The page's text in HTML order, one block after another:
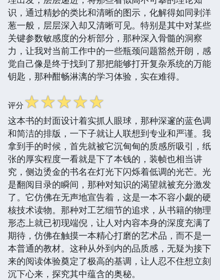
识，通过精妙的类比和清晰的图示，化解得如同剥洋
葱一般，层层深入却又清晰可见。特别是其中对某些
关键参数敏感度的分析部分，那种深入骨髓的洞察
力，让我对当前工作中的一些瓶颈问题豁然开朗，感
觉自己像是终于找到了那把能够打开复杂系统的万能
钥匙，那种酣畅淋漓的学习体验，实在难得。
评分☆☆☆☆☆
这本书的封面设计着实抓人眼球，那种深邃的蓝色调
和简洁的排版，一下子就让人联想到专业和严谨。我
拿到手的时候，首先就被它沉甸甸的质感所吸引，纸
张的厚实程度一看就是下了本钱的，装帧也相当讲
究，侧边烫金的书名在灯光下闪烁着低调的光芒。光
是翻阅目录的瞬间，那种对知识的渴望就被充分激发
了。它仿佛在无声地宣告着，这是一本不容小觑的硬
核技术读物。那种对工艺细节的追求，从书籍的物理
形态上就已初现端倪，让人对内容本身的深度充满了
期待，仿佛在触摸一本精心打磨的艺术品，而不是一
本普通的教材。这种从外到内的品质感，无疑为接下
来的阅读体验奠定了极高的基调，让人忍不住想立刻
沉下心来，探究其中蕴含的奥秘。